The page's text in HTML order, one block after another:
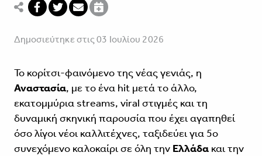
Δημοσιεύτηκε στις 03 Ιουλίου 2026
Το κορίτσι-φαινόμενο της νέας γενιάς, η
Αναστασία, με το ένα hit μετά το άλλο,
εκατομμύρια streams, viral στιγμές και τη
δυναμική σκηνική παρουσία που έχει αγαπηθεί
όσο λίγοι νέοι καλλιτέχνες, ταξιδεύει για 5ο
συνεχόμενο καλοκαίρι σε όλη την Ελλάδακαι την